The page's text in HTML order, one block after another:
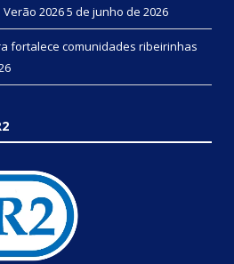
20265 de junho de 2026
fortalece comunidades ribeirinhas